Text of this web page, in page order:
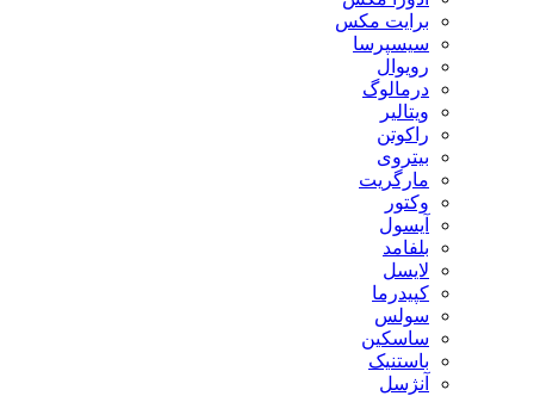
برایت مکس
سیسپرسا
رویوال
درمالوگ
ویتالیر
راکوتن
بیتروی
مارگریت
وکتور
آیسول
بلفامد
لایسل
کپیدرما
سولس
ساسکین
باستنیک
آنژسل